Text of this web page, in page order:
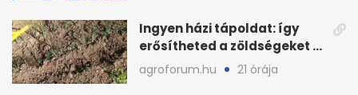
Ingyen házi tápoldat: így
erősítheted a zöldségeket a
hőhullám után
agroforum.hu 21 órája